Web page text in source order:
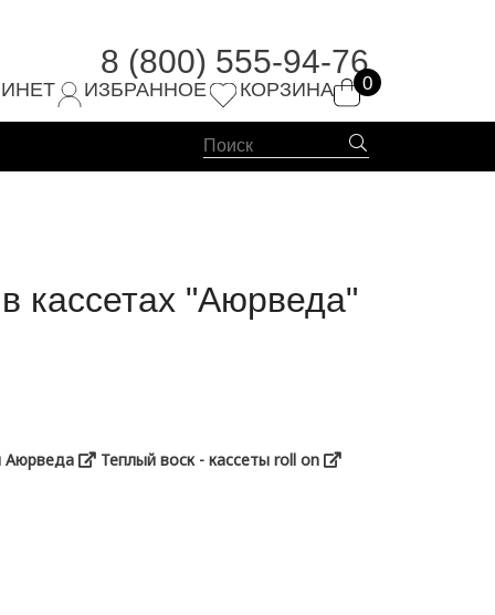
8 (800) 555-94-76
76 ИЗБРАННОЕ КОРЗИНА 0
кассетах "Аюpведа"
Аюрведа Теплый воск - кассеты roll on